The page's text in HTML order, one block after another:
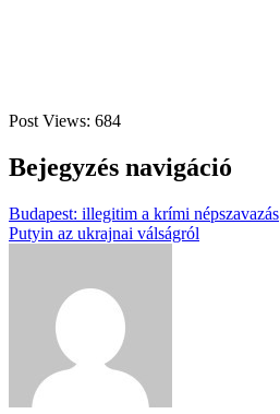
Post Views: 684
Bejegyzés navigáció
Budapest: illegitim a krími népszavazás
Putyin az ukrajnai válságról